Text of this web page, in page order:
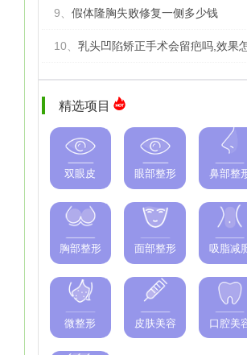
9、 假体隆胸失败修复一侧多少钱
10、 乳头凹陷矫正手术会留疤吗,效果
精选项目
双眼皮 眼部整形 鼻部整
胸部整形 面部整形 吸脂减
微整形 皮肤美容 口腔美